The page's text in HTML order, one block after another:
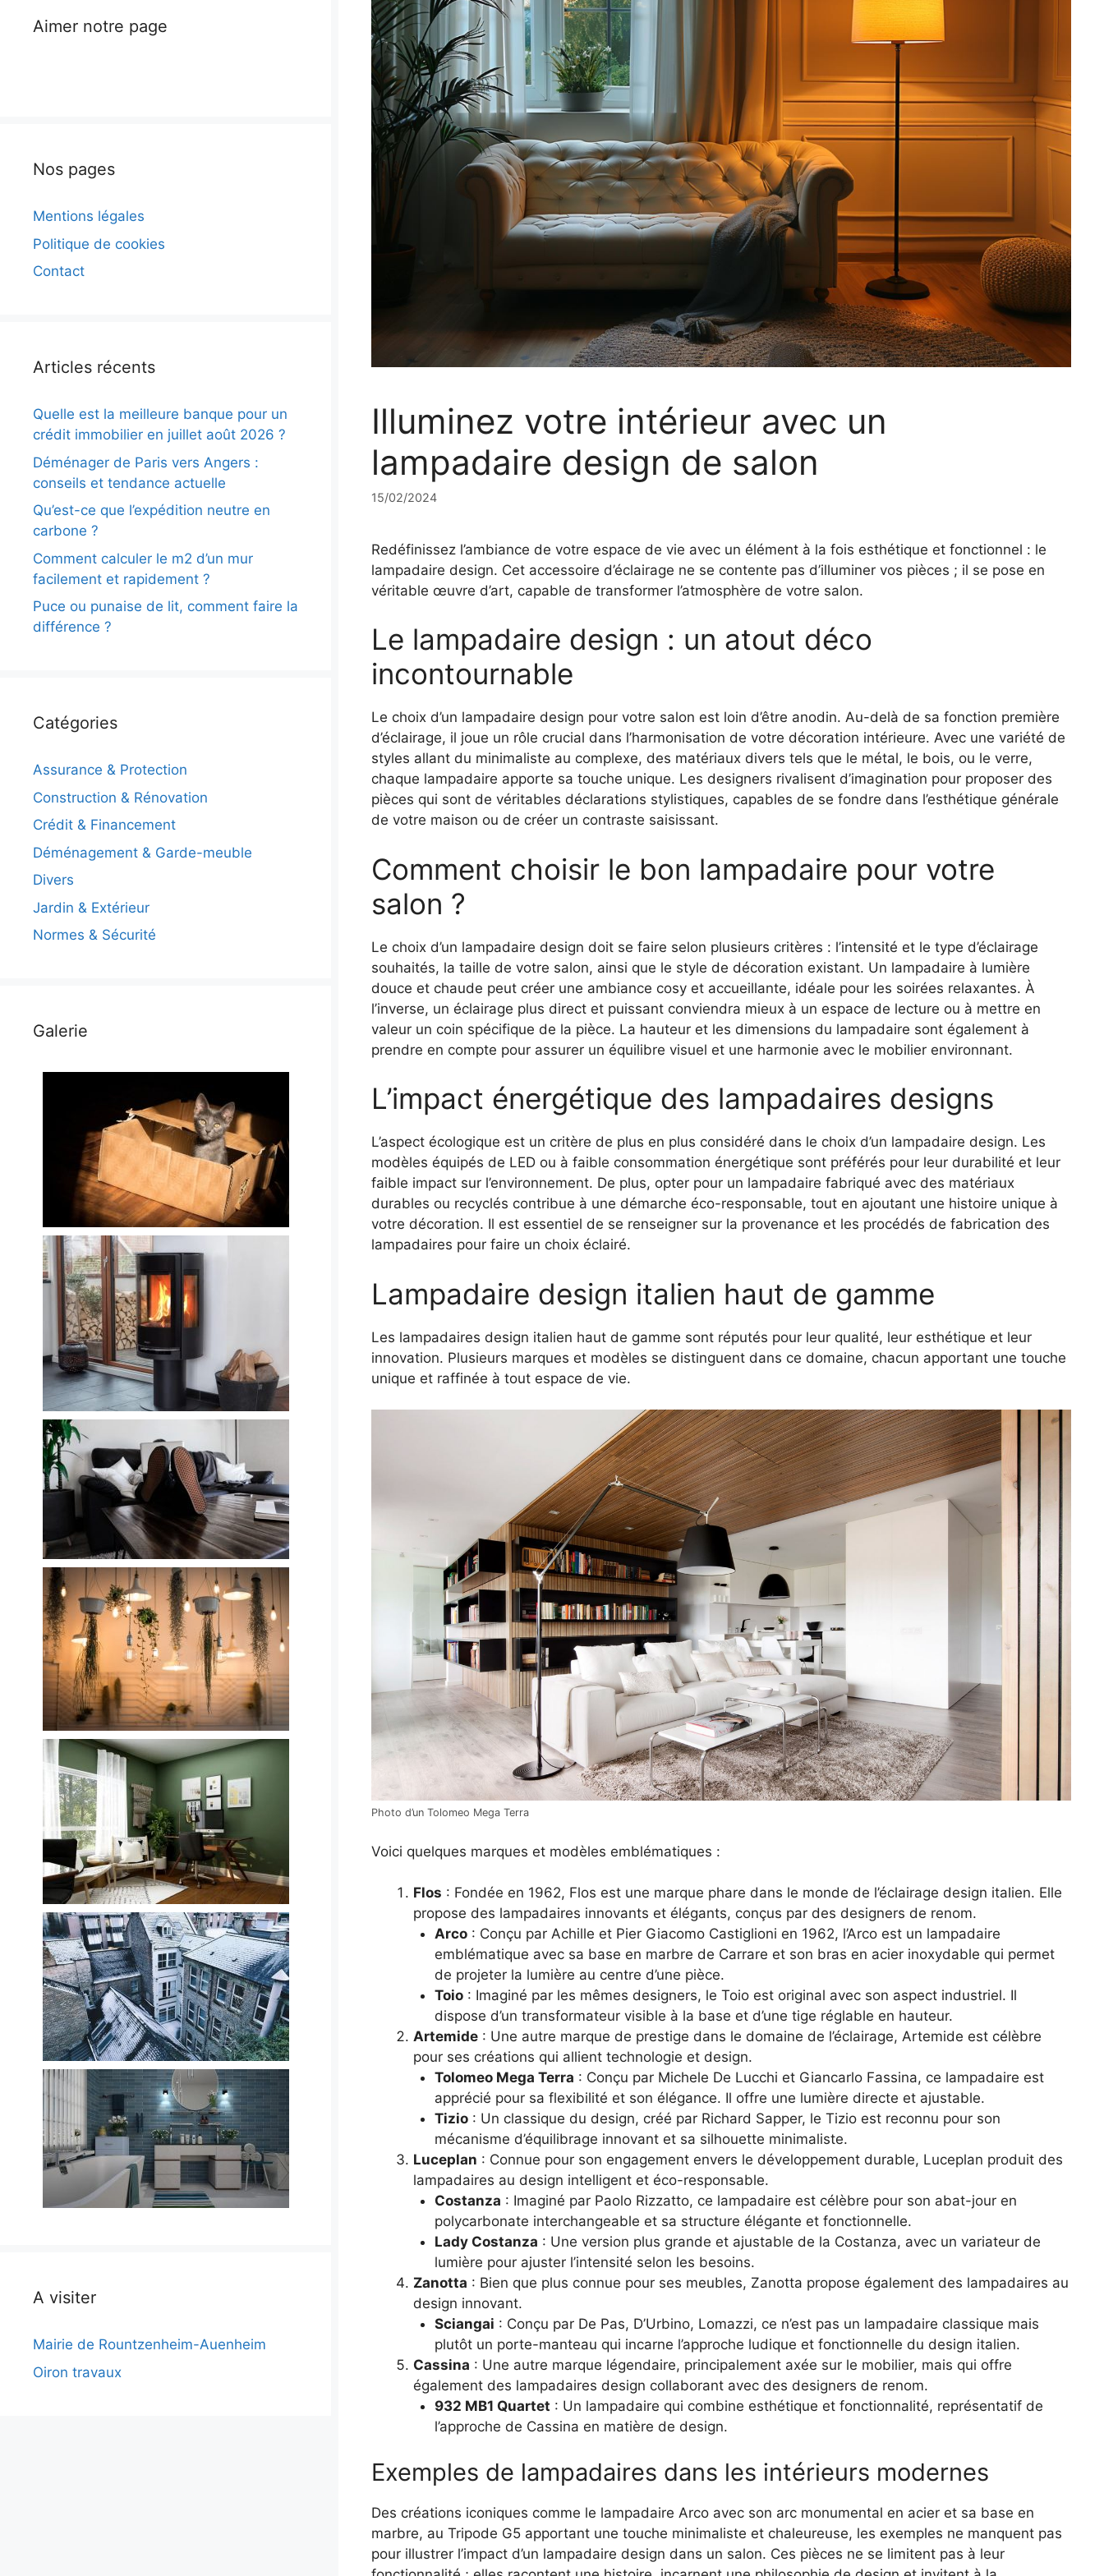
Illuminez votre intérieur avec un
lampadaire design de salon
15/02/2024
Redéfinissez l’ambiance de votre espace de vie avec un élément à la fois esthétique et fonctionnel : le
lampadaire design. Cet accessoire d’éclairage ne se contente pas d’illuminer vos pièces ; il se pose en
véritable œuvre d’art, capable de transformer l’atmosphère de votre salon.
Le lampadaire design : un atout déco
incontournable
Le choix d’un lampadaire design pour votre salon est loin d’être anodin. Au-delà de sa fonction première
d’éclairage, il joue un rôle crucial dans l’harmonisation de votre décoration intérieure. Avec une variété de
styles allant du minimaliste au complexe, des matériaux divers tels que le métal, le bois, ou le verre,
chaque lampadaire apporte sa touche unique. Les designers rivalisent d’imagination pour proposer des
pièces qui sont de véritables déclarations stylistiques, capables de se fondre dans l’esthétique générale
de votre maison ou de créer un contraste saisissant.
Comment choisir le bon lampadaire pour votre
salon ?
Le choix d’un lampadaire design doit se faire selon plusieurs critères : l’intensité et le type d’éclairage
souhaités, la taille de votre salon, ainsi que le style de décoration existant. Un lampadaire à lumière
douce et chaude peut créer une ambiance cosy et accueillante, idéale pour les soirées relaxantes. À
l’inverse, un éclairage plus direct et puissant conviendra mieux à un espace de lecture ou à mettre en
valeur un coin spécifique de la pièce. La hauteur et les dimensions du lampadaire sont également à
prendre en compte pour assurer un équilibre visuel et une harmonie avec le mobilier environnant.
L’impact énergétique des lampadaires designs
L’aspect écologique est un critère de plus en plus considéré dans le choix d’un lampadaire design. Les
modèles équipés de LED ou à faible consommation énergétique sont préférés pour leur durabilité et leur
faible impact sur l’environnement. De plus, opter pour un lampadaire fabriqué avec des matériaux
durables ou recyclés contribue à une démarche éco-responsable, tout en ajoutant une histoire unique à
votre décoration. Il est essentiel de se renseigner sur la provenance et les procédés de fabrication des
lampadaires pour faire un choix éclairé.
Lampadaire design italien haut de gamme
Les lampadaires design italien haut de gamme sont réputés pour leur qualité, leur esthétique et leur
innovation. Plusieurs marques et modèles se distinguent dans ce domaine, chacun apportant une touche
unique et raffinée à tout espace de vie.
Photo d’un Tolomeo Mega Terra
Voici quelques marques et modèles emblématiques :
Flos : Fondée en 1962, Flos est une marque phare dans le monde de l’éclairage design italien. Elle
propose des lampadaires innovants et élégants, conçus par des designers de renom.
Arco: Conçu par Achille et Pier Giacomo Castiglioni en 1962, l’Arco est un lampadaire
emblématique avec sa base en marbre de Carrare et son bras en acier inoxydable qui permet
de projeter la lumière au centre d’une pièce.
Toio: Imaginé par les mêmes designers, le Toio est original avec son aspect industriel. Il
dispose d’un transformateur visible à la base et d’une tige réglable en hauteur.
Artemide : Une autre marque de prestige dans le domaine de l’éclairage, Artemide est célèbre
pour ses créations qui allient technologie et design.
Tolomeo Mega Terra : Conçu par Michele De Lucchi et Giancarlo Fassina, ce lampadaire est
apprécié pour sa flexibilité et son élégance. Il offre une lumière directe et ajustable.
Tizio: Un classique du design, créé par Richard Sapper, le Tizio est reconnu pour son
mécanisme d’équilibrage innovant et sa silhouette minimaliste.
Luceplan : Connue pour son engagement envers le développement durable, Luceplan produit des
lampadaires au design intelligent et éco-responsable.
Costanza : Imaginé par Paolo Rizzatto, ce lampadaire est célèbre pour son abat-jour en
polycarbonate interchangeable et sa structure élégante et fonctionnelle.
Lady Costanza : Une version plus grande et ajustable de la Costanza, avec un variateur de
lumière pour ajuster l’intensité selon les besoins.
Zanotta : Bien que plus connue pour ses meubles, Zanotta propose également des lampadaires au
design innovant.
Sciangai : Conçu par De Pas, D’Urbino, Lomazzi, ce n’est pas un lampadaire classique mais
plutôt un porte-manteau qui incarne l’approche ludique et fonctionnelle du design italien.
Cassina : Une autre marque légendaire, principalement axée sur le mobilier, mais qui offre
également des lampadaires design collaborant avec des designers de renom.
932 MB1 Quartet : Un lampadaire qui combine esthétique et fonctionnalité, représentatif de
l’approche de Cassina en matière de design.
Exemples de lampadaires dans les intérieurs modernes
Des créations iconiques comme le lampadaire Arco avec son arc monumental en acier et sa base en
marbre, au Tripode G5 apportant une touche minimaliste et chaleureuse, les exemples ne manquent pas
pour illustrer l’impact d’un lampadaire design dans un salon. Ces pièces ne se limitent pas à leur
Aimer notre page
Nos pages
Mentions légales
Politique de cookies
Contact
Articles récents
Quelle est la meilleure banque pour un
crédit immobilier en juillet août 2026 ?
Déménager de Paris vers Angers :
conseils et tendance actuelle
Qu’est-ce que l’expédition neutre en
carbone ?
Comment calculer le m2 d’un mur
facilement et rapidement ?
Puce ou punaise de lit, comment faire la
différence ?
Catégories
Assurance & Protection
Construction & Rénovation
Crédit & Financement
Déménagement & Garde-meuble
Divers
Jardin & Extérieur
Normes & Sécurité
Galerie
A visiter
Mairie de Rountzenheim-Auenheim
Oiron travaux